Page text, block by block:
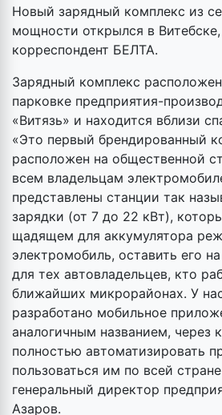
Новый зарядный комплекс из
мощности открылся в
корреспондент БЕЛТА.
Зарядный комплекс
парковке предприятия-
«Витязь» и находится вблизи
«Это первый брендированный
расположен на общественной
всем владельцам
представлены станции так
зарядки (от 7 до 22 кВт),
щадящем для аккумулятора
электромобиль, оставить его
для тех автовладельцев, кто
ближайших микрорайонах. У
разработано мобильное
аналогичным названием, через
полностью автоматизировать
пользоваться им по всей
генеральный директор
Азаров.